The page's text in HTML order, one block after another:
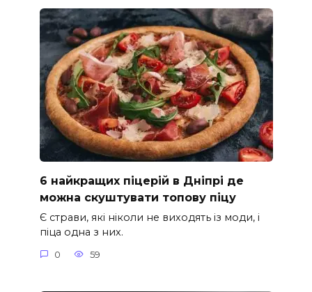
6 найкращих піцерій в Дніпрі де
можна скуштувати топову піцу
Є страви, які ніколи не виходять із моди, і
піца одна з них.
0 59